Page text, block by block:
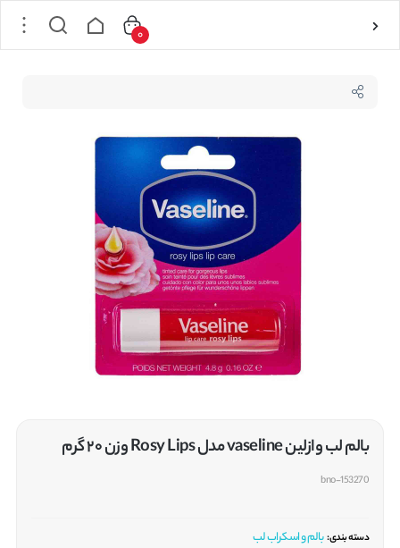
/ بالم لب وازلین vaseline مدل Rosy Lips وزن ۲۰ گرم
0
بالم لب وازلین vaseline مدل Rosy Lips وزن ۲۰ گرم
bno-153270
دسته بندی: بالم و اسکراب لب